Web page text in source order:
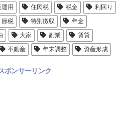
運用 住民税 税金
利回り
節税 特別徴収
年金
大家 副業
賃貸
不動産 年末調整 資産形成
ポンサーリンク